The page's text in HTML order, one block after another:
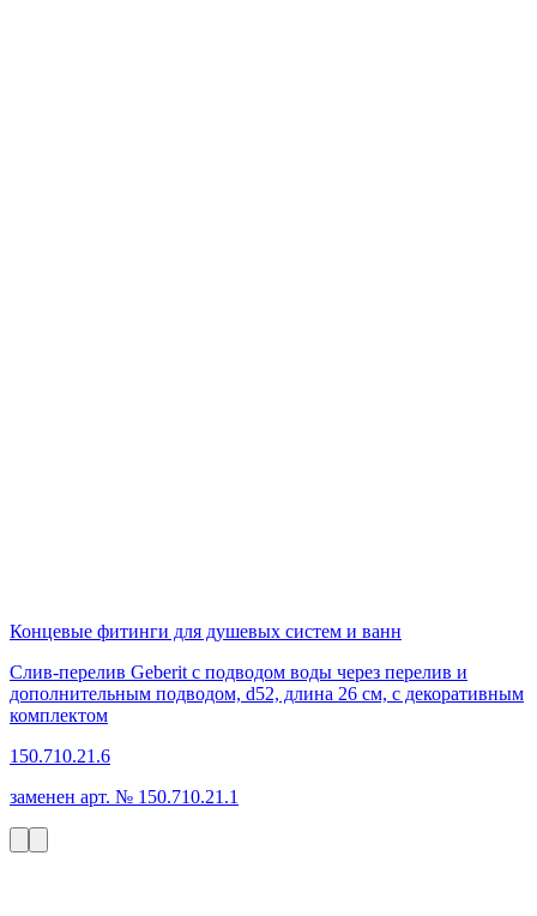
Концевые фитинги для душевых систем и ванн
Слив-перелив Geberit с подводом воды через перелив и
дополнительным подводом, d52, длина 26 см, с декоративным
комплектом
150.710.21.6
заменен арт. № 150.710.21.1